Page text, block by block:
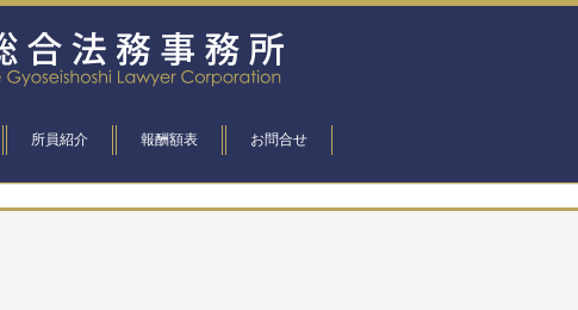
所員紹介 報酬額表 お問合せ